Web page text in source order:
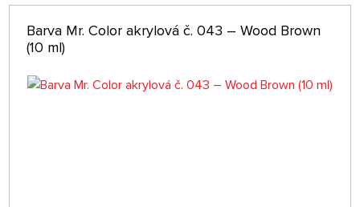
Barva Mr. Color akrylová č. 043 – Wood Brown
(10 ml)